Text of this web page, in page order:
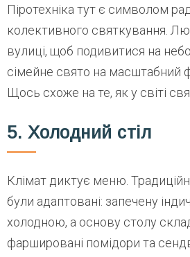
Піротехніка тут є символом
колективного святкування.
вулиці, щоб подивитися на
сімейне свято на масштабний
Щось схоже на те, як у світі
5. Холодний стіл
Клімат диктує меню.
були адаптовані: запечену
холодною, а основу столу
фаршировані помідори та